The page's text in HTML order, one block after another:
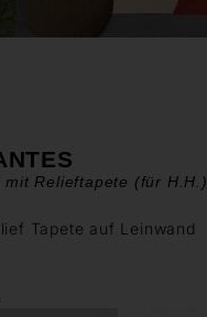
mit Relieftapete (für H.H.)
Tapete auf Leinwand